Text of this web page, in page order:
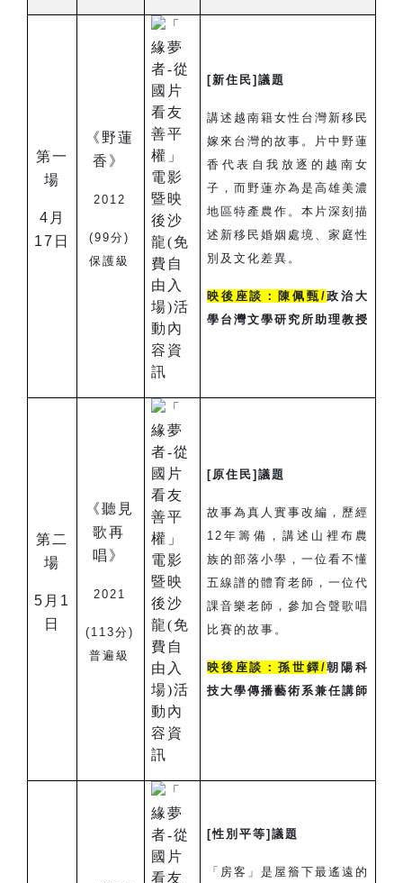
第一
場
4 月
17日
《野蓮
香》
2012
(99分)
保護級
[新住民]議題
講述越南籍女性台灣新移民
嫁來台灣的故事。片中野蓮
香代表自我放逐的越南女
子，而野蓮亦為是高雄美濃
地區特產農作。本片深刻描
述新移民婚姻處境、家庭性
別及文化差異。
映後座談：陳佩甄/政治大
學台灣文學研究所助理教授
第二
場
5 月1
日
《聽見
歌再
唱》
2021
(113分)
普遍級
[原住民]議題
故事為真人實事改編，歷經
12年籌備，講述山裡布農
族的部落小學，一位看不懂
五線譜的體育老師，一位代
課音樂老師，參加合聲歌唱
比賽的故事。
映後座談：孫世鐸/朝陽科
技大學傳播藝術系兼任講師
[性別平等]議題
「房客」是屋簷下最遙遠的